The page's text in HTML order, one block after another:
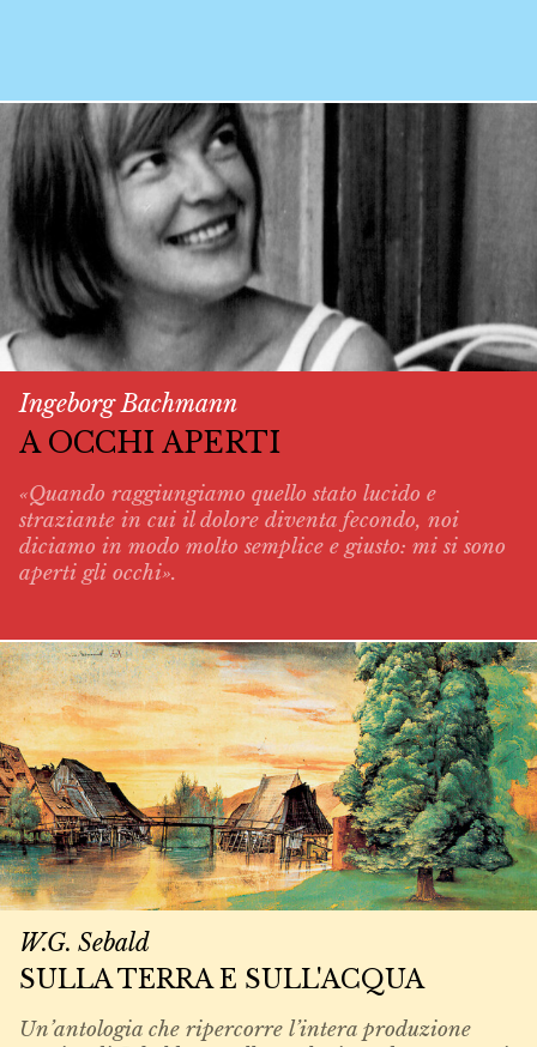
Ingeborg Bachmann
A OCCHI APERTI
«Quando raggiungiamo quello stato lucido e
straziante in cui il dolore diventa fecondo, noi
diciamo in modo molto semplice e giusto: mi si sono
aperti gli occhi».
W.G. Sebald
SULLA TERRA E SULL'ACQUA
Un’antologia che ripercorre l’intera produzione